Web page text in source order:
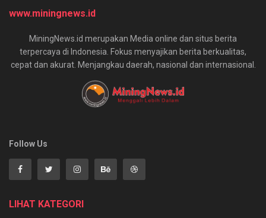
www.miningnews.id
MiningNews.id merupakan Media online dan situs berita
terpercaya di Indonesia. Fokus menyajikan berita berkualitas,
cepat dan akurat. Menjangkau daerah, nasional dan internasional.
Follow Us
LIHAT KATEGORI